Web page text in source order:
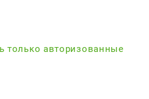
только авторизованные